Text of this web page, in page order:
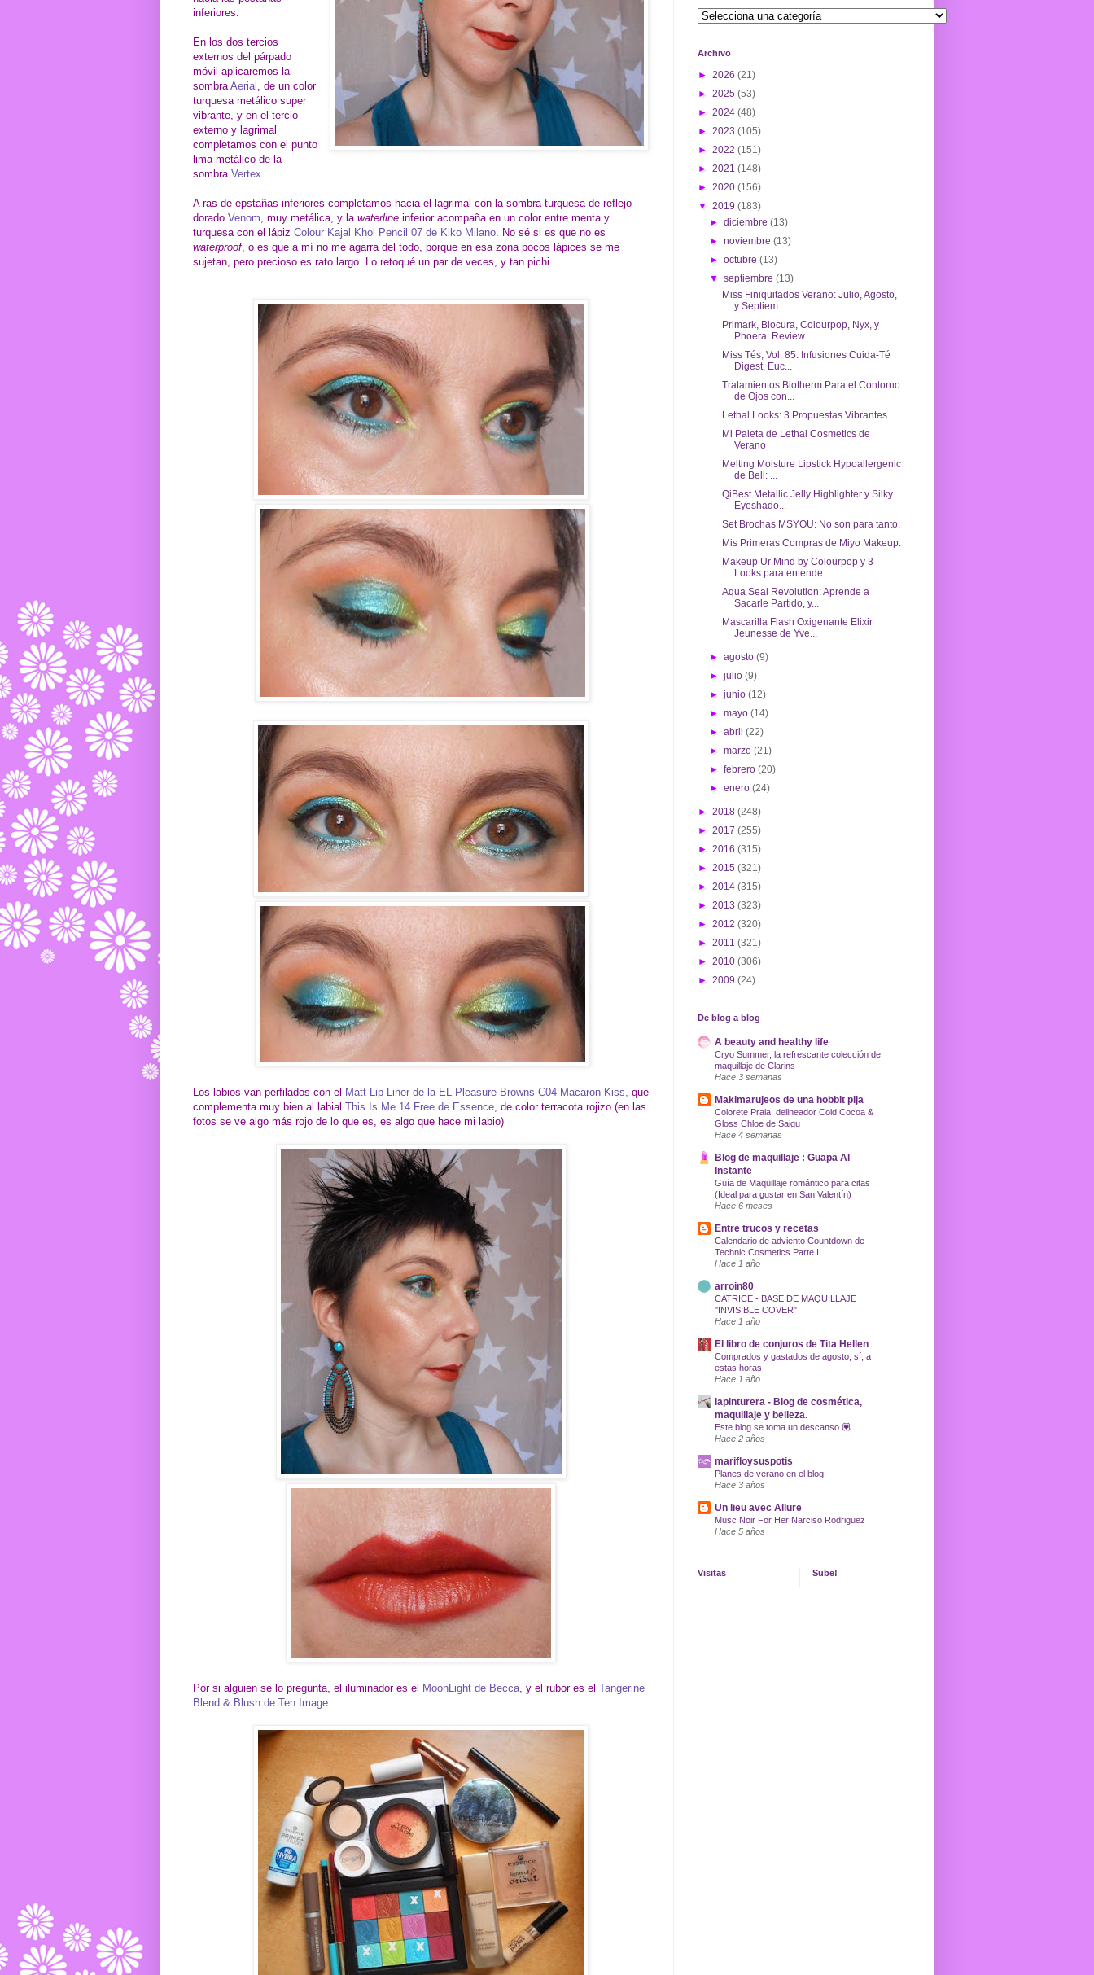
inferiores.
En los dos tercios
externos del párpado
móvil aplicaremos la
sombra Aerial , de un color
turquesa metálico super
vibrante, y en el tercio
externo y lagrimal
completamos con el punto
lima metálico de la
sombra Vertex
A ras de epstañas inferiores completamos hacia el lagrimal con la sombra turquesa de reflejo
dorado Venom , muy metálica, y la waterline inferior acompaña en un color entre menta y
turquesa con el lápiz Colour Kajal Khol Pencil 07 de Kiko Milano . No sé si es que no es
waterproof, o es que a mí no me agarra del todo, porque en esa zona pocos lápices se me
sujetan, pero precioso es rato largo. Lo retoqué un par de veces, y tan pichi.
Los labios van perfilados con el Matt Lip Liner de la EL Pleasure Browns C04 Macaron Kiss, que
complementa muy bien al labial This Is Me 14 Free de Essence , de color terracota rojizo (en las
fotos se ve algo más rojo de lo que es, es algo que hace mi labio)
Por si alguien se lo pregunta, el iluminador es el MoonLight de Becca , y el rubor es el Tangerine
Blend & Blush de Ten Image.
Archivo
► 2026 (21)
► 2025 (53)
► 2024 (48)
► 2023 (105)
► 2022 (151)
► 2021 (148)
► 2020 (156)
▼ 2019 (183)
►diciembre(13)
►noviembre(13)
►octubre(13)
▼septiembre(13)
Miss Finiquitados Verano: Julio, Agosto,
y Septiem...
Primark, Biocura, Colourpop, Nyx, y
Phoera: Review...
Miss Tés, Vol. 85: Infusiones Cuida-Té
Digest, Euc...
Tratamientos Biotherm Para el Contorno
de Ojos con...
Lethal Looks: 3 Propuestas Vibrantes
Mi Paleta de Lethal Cosmetics de
Verano
Melting Moisture Lipstick Hypoallergenic
de Bell: ...
QiBest Metallic Jelly Highlighter y Silky
Eyeshado...
Set Brochas MSYOU: No son para tanto.
Mis Primeras Compras de Miyo Makeup.
Makeup Ur Mind by Colourpop y 3
Looks para entende...
Aqua Seal Revolution: Aprende a
Sacarle Partido, y...
Mascarilla Flash Oxigenante Elixir
Jeunesse de Yve...
►agosto(9)
►julio(9)
►junio(12)
►mayo(14)
►abril(22)
►marzo(21)
►febrero(20)
►enero(24)
► 2018 (248)
► 2017 (255)
► 2016 (315)
► 2015 (321)
► 2014 (315)
► 2013 (323)
► 2012 (320)
► 2011 (321)
► 2010 (306)
► 2009 (24)
De blog a blog
A beauty and healthy life
Cryo Summer, la refrescante colección de
maquillaje de Clarins
Hace 3 semanas
Makimarujeos de una hobbit pija
Colorete Praia, delineador Cold Cocoa &
Gloss Chloe de Saigu
Hace 4 semanas
Blog de maquillaje : Guapa Al
Instante
Guía de Maquillaje romántico para citas
(Ideal para gustar en San Valentín)
Hace 6 meses
Entre trucos y recetas
Calendario de adviento Countdown de
Technic Cosmetics Parte II
Hace 1 año
arroin80
CATRICE - BASE DE MAQUILLAJE
"INVISIBLE COVER"
Hace 1 año
El libro de conjuros de Tita Hellen
Comprados y gastados de agosto, sí, a
estas horas
Hace 1 año
lapinturera - Blog de cosmética,
maquillaje y belleza.
Este blog se toma un descanso 💟
Hace 2 años
marifloysuspotis
Planes de verano en el blog!
Hace 3 años
Un lieu avec Allure
Musc Noir For Her Narciso Rodriguez
Hace 5 años
Visitas Sube!